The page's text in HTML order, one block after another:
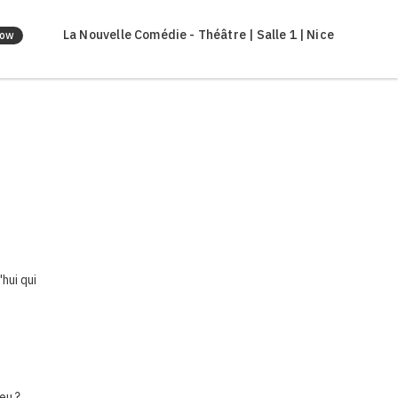
La Nouvelle Comédie - Théâtre | Salle 1 | Nice
qui